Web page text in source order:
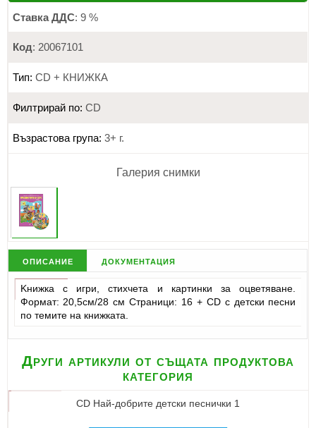
Ставка ДДС: 9 %
Код: 20067101
Тип: CD + КНИЖКА
Филтрирай по: CD
Възрастова група: 3+ г.
Галерия снимки
описание документация
Kнижка с игри, стихчета и картинки за оцветяване.
Формат: 20,5см/28 см Страници: 16 + CD с детски песни
по темите на книжката.
Други артикули от същата продуктова
категория
CD Най-добрите детски песнички 1